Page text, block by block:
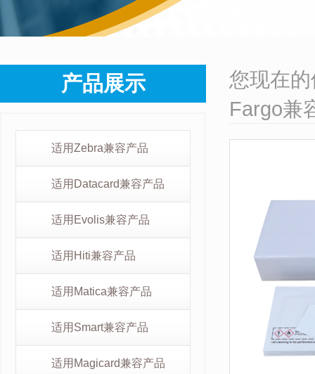
产品展示
适用Zebra兼容产品
适用Datacard兼容产品
适用Evolis兼容产品
适用Hiti兼容产品
适用Matica兼容产品
适用Smart兼容产品
适用Magicard兼容产品
您现在
Fargo兼